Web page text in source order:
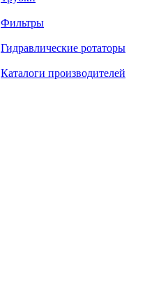
Фильтры
Гидравлические ротаторы
Каталоги производителей